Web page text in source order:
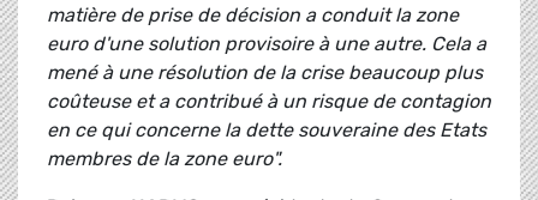
matière de prise de décision a conduit la zone
euro d'une solution provisoire à une autre. Cela a
mené à une résolution de la crise beaucoup plus
coûteuse et a contribué à un risque de contagion
en ce qui concerne la dette souveraine des Etats
membres de la zone euro".